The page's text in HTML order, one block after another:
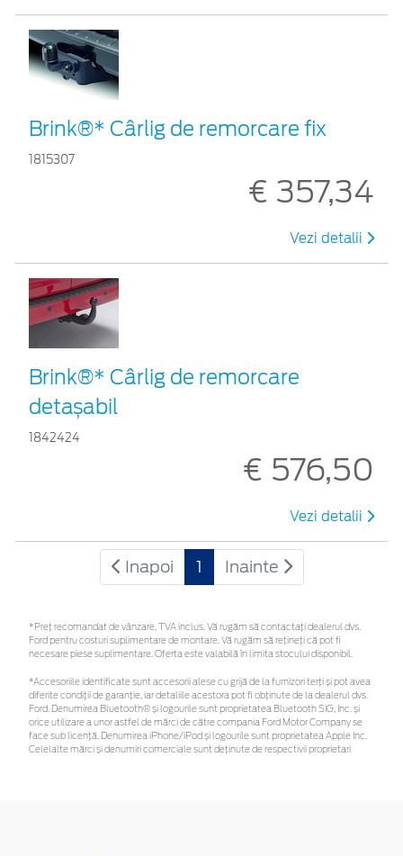
Brink®* Cârlig de remorcare fix
1815307
€ 357,34
Vezi detalii
Brink®* Cârlig de remorcare
detașabil
1842424
€ 576,50
Vezi detalii
Inapoi 1 Inainte
*Preţ recomandat de vânzare, TVA inclus. Vă rugăm să contactaţi dealerul dvs.
Ford pentru costuri suplimentare de montare. Vă rugăm să rețineți că pot fi
necesare piese suplimentare. Oferta este valabilă în limita stocului disponibil.
*Accesoriile identificate sunt accesorii alese cu grijă de la furnizori terți și pot avea
diferite condiții de garanție, iar detaliile acestora pot fi obținute de la dealerul dvs.
Ford. Denumirea Bluetooth® și logourile sunt proprietatea Bluetooth SIG, Inc. și
orice utilizare a unor astfel de mărci de către compania Ford Motor Company se
face sub licență. Denumirea iPhone/iPod și logourile sunt proprietatea Apple Inc.
Celelalte mărci și denumiri comerciale sunt deținute de respectivii proprietari